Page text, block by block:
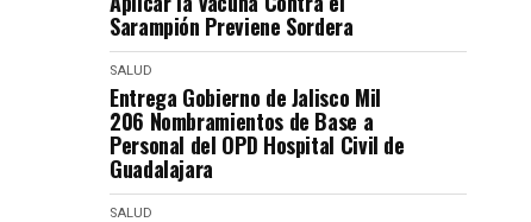
Sarampión Previene Sordera
SALUD
Entrega Gobierno de Jalisco Mil
206 Nombramientos de Base a
Personal del OPD Hospital Civil de
Guadalajara
SALUD